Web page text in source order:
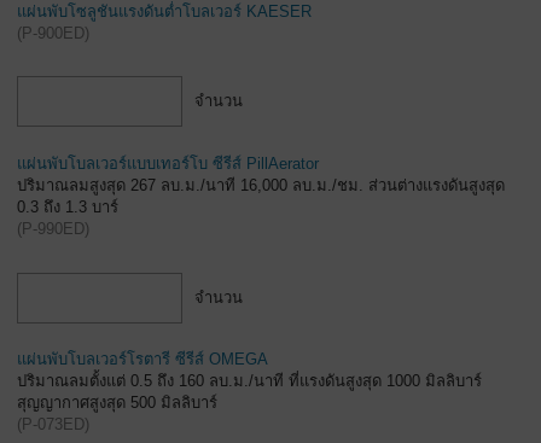
แผ่นพับโซลูชันแรงดันต่ำโบลเวอร์ KAESER
(P-900ED)
จำนวน
แผ่นพับโบลเวอร์แบบเทอร์โบ ซีรีส์ PillAerator
ปริมาณลมสูงสุด 267 ลบ.ม./นาที 16,000 ลบ.ม./ชม. ส่วนต่างแรงดันสูงสุด
0.3 ถึง 1.3 บาร์
(P-990ED)
จำนวน
แผ่นพับโบลเวอร์โรตารี ซีรีส์ OMEGA
ปริมาณลมตั้งแต่ 0.5 ถึง 160 ลบ.ม./นาที ที่แรงดันสูงสุด 1000 มิลลิบาร์
สุญญากาศสูงสุด 500 มิลลิบาร์
(P-073ED)